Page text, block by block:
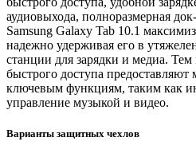
аудиовыхода, полноразмерная
Samsung Galaxy Tab 10.1
надежно удерживая его в
станции для зарядки и медиа.
быстрого доступа
ключевым функциям, таким как
управление музыкой и видео.
Варианты защитных чехлов